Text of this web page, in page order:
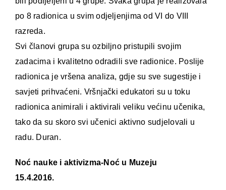
po 8 radionica u svim odjeljenjima od VI do VIII
razreda.
Svi članovi grupa su ozbiljno pristupili svojim
zadacima i kvalitetno odradili sve radionice. Poslije
radionica je vršena analiza, gdje su sve sugestije i
savjeti prihvaćeni. Vršnjački edukatori su u toku
radionica animirali i aktivirali veliku većinu učenika,
tako da su skoro svi učenici aktivno sudjelovali u
radu. Duran.
Noć nauke i aktivizma-Noć u Muzeju
15.4.2016.